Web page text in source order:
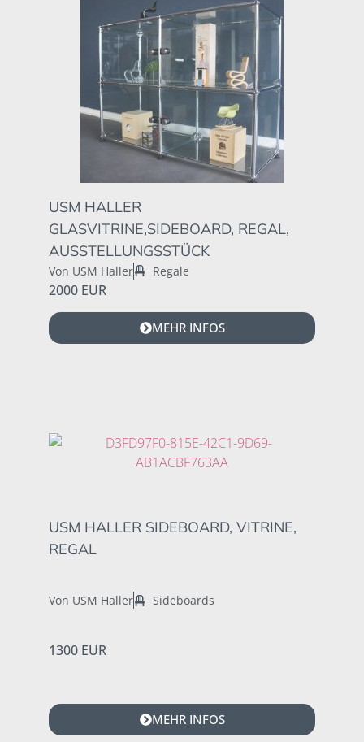
USM HALLER
GLASVITRINE,SIDEBOARD, REGAL,
AUSSTELLUNGSSTÜCK
Von USM Haller Regale
2000 EUR
MEHR INFOS
USM HALLER SIDEBOARD, VITRINE,
REGAL
Von USM Haller Sideboards
1300 EUR
MEHR INFOS